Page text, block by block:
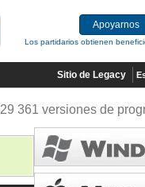
Apoyarnos
Los partidarios obtienen
Sitio de Legacy
29 361 versiones de